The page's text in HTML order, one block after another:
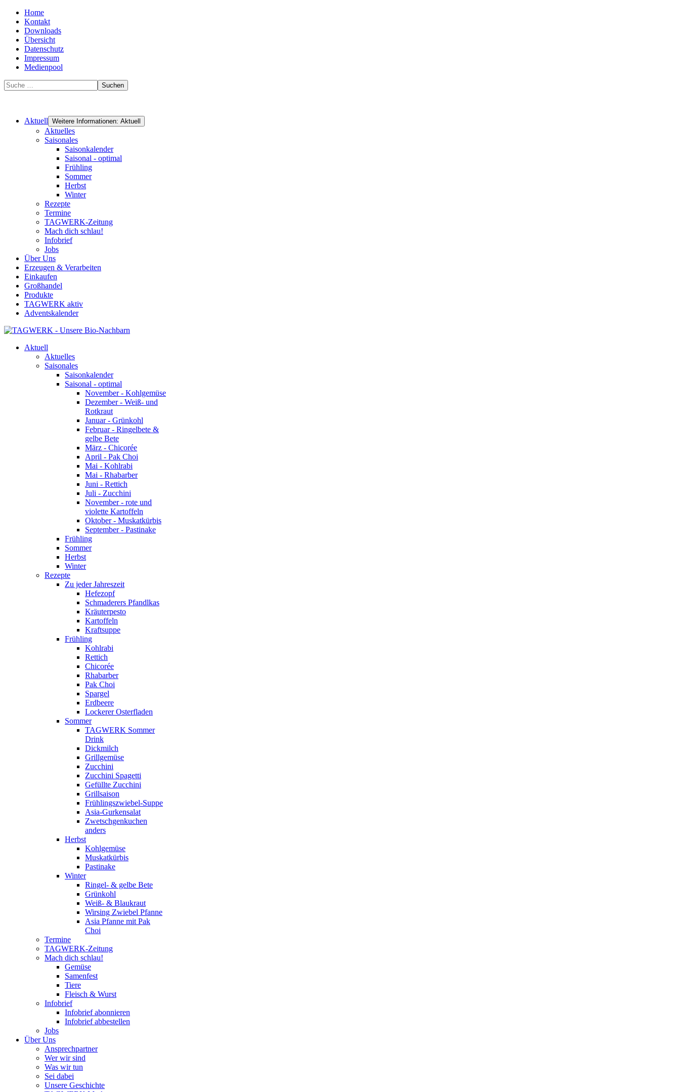
Home
Kontakt
Downloads
Übersicht
Datenschutz
Impressum
Medienpool
Suchen
Aktuell Weitere Informationen: Aktuell
Aktuelles
Saisonales
Saisonkalender
Saisonal - optimal
Frühling
Sommer
Herbst
Winter
Rezepte
Termine
TAGWERK-Zeitung
Mach dich schlau!
Infobrief
Jobs
Über Uns
Erzeugen & Verarbeiten
Einkaufen
Großhandel
Produkte
TAGWERK aktiv
Adventskalender
Aktuell
Aktuelles
Saisonales
Saisonkalender
Saisonal - optimal
November - Kohlgemüse
Dezember - Weiß- und
Rotkraut
Januar - Grünkohl
Februar - Ringelbete &
gelbe Bete
März - Chicorée
April - Pak Choi
Mai - Kohlrabi
Mai - Rhabarber
Juni - Rettich
Juli - Zucchini
November - rote und
violette Kartoffeln
Oktober - Muskatkürbis
September - Pastinake
Frühling
Sommer
Herbst
Winter
Rezepte
Zu jeder Jahreszeit
Hefezopf
Schmaderers Pfandlkas
Kräuterpesto
Kartoffeln
Kraftsuppe
Frühling
Kohlrabi
Rettich
Chicorée
Rhabarber
Pak Choi
Spargel
Erdbeere
Lockerer Osterfladen
Sommer
TAGWERK Sommer
Drink
Dickmilch
Grillgemüse
Zucchini
Zucchini Spagetti
Gefüllte Zucchini
Grillsaison
Frühlingszwiebel-Suppe
Asia-Gurkensalat
Zwetschgenkuchen
anders
Herbst
Kohlgemüse
Muskatkürbis
Pastinake
Winter
Ringel- & gelbe Bete
Grünkohl
Weiß- & Blaukraut
Wirsing Zwiebel Pfanne
Asia Pfanne mit Pak
Choi
Termine
TAGWERK-Zeitung
Mach dich schlau!
Gemüse
Samenfest
Tiere
Fleisch & Wurst
Infobrief
Infobrief abonnieren
Infobrief abbestellen
Jobs
Über Uns
Ansprechpartner
Wer wir sind
Was wir tun
Sei dabei
Unsere Geschichte